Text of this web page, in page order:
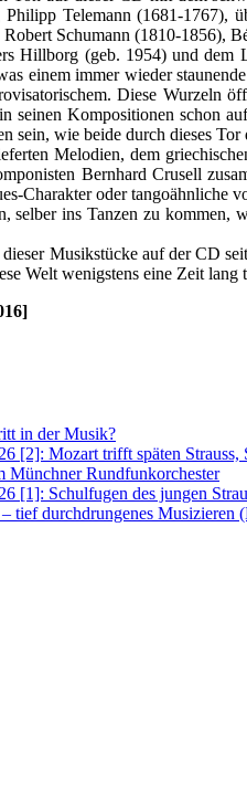
Telemann (1681-1767),
Schumann (1810-1856),
Hillborg (geb. 1954) und dem
einem immer wieder
Diese Wurzeln
seinen Kompositionen schon
sein, wie beide durch dieses
Melodien, dem
Bernhard Crusell
Charakter oder tangoähnliche
selber ins Tanzen zu
Musikstücke auf der CD
Welt wenigstens eine Zeit
in der Musik?
[2]: Mozart trifft späten Strauss,
Münchner Rundfunkorchester
[1]: Schulfugen des jungen
tief durchdrungenes Musizieren